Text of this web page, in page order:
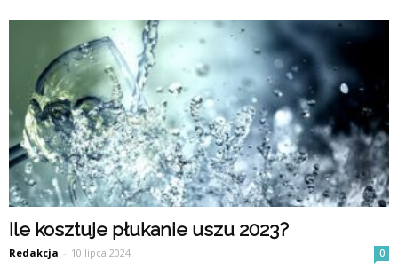
Ile kosztuje płukanie uszu 2023?
Redakcja - 10 lipca 2024 0